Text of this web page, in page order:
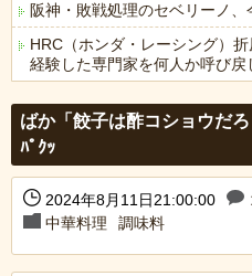
阪神・敗戦処理のセベリーノ
HRC（ホンダ・レーシング）
経験した専門家を何人か呼び戻
ばか「餃子は酢コショウだ
ﾊﾟｸｯ
2024年8月11日21:00:00
中華料理
調味料